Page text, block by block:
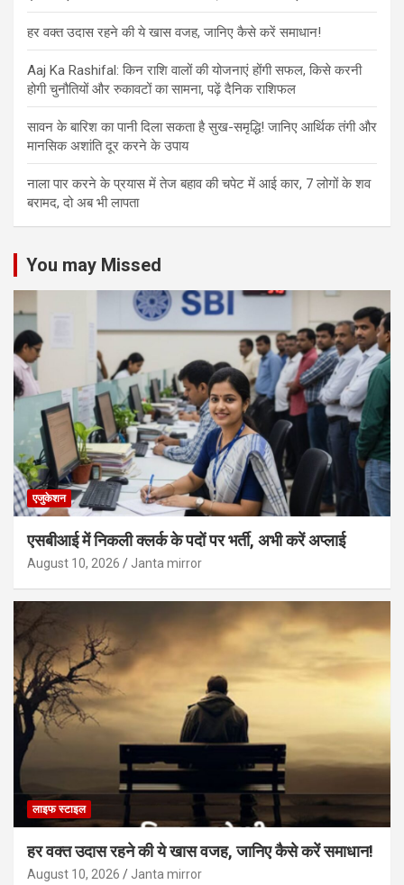
हर वक्त उदास रहने की ये खास वजह, जानिए कैसे करें समाधान!
Aaj Ka Rashifal: किन राशि वालों की योजनाएं होंगी सफल, किसे करनी
होगी चुनौतियों और रुकावटों का सामना, पढ़ें दैनिक राशिफल
सावन के बारिश का पानी दिला सकता है सुख-समृद्धि! जानिए आर्थिक तंगी और
मानसिक अशांति दूर करने के उपाय
नाला पार करने के प्रयास में तेज बहाव की चपेट में आई कार, 7 लोगों के शव
बरामद, दो अब भी लापता
You may Missed
एजुकेशन
एसबीआई में निकली क्लर्क के पदों पर भर्ती, अभी करें अप्‍लाई
August 10, 2026 Janta mirror
लाइफ स्टाइल
हर वक्त उदास रहने की ये खास वजह, जानिए कैसे करें समाधान!
August 10, 2026 Janta mirror